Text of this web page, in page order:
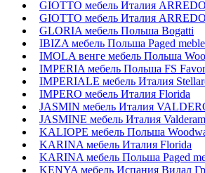
GIOTTO мебель Италия
GIOTTO мебель Италия
GLORIA мебель Польша Bogatti
IBIZA мебель Польша Paged meble
IMOLA венге мебель Польша
IMPERIA мебель Польша FS
IMPERIALE мебель Италия
IMPERO мебель Италия Florida
JASMIN мебель Италия
JASMINE мебель Италия
KALIOPE мебель Польша
KARINA мебель Италия Florida
KARINA мебель Польша Paged
KENYA мебель Испания Видал